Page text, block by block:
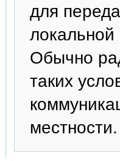
для
локальной
Обычно
таких
местности.